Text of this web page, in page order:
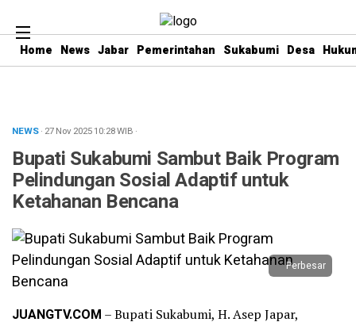
Home News Jabar Pemerintahan Sukabumi Desa
NEWS· 27 Nov 202510:28WIB ·
Bupati Sukabumi Sambut Baik Program
Pelindungan Sosial Adaptif untuk
Ketahanan Bencana
Perbesar
JUANGTV.COM – Bupati Sukabumi, H. Asep Japar,